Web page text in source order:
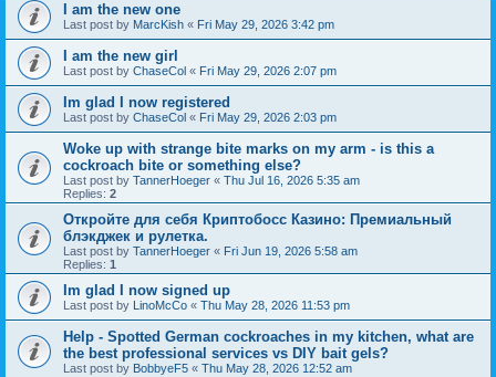
I am the new one
Last post by MarcKish « Fri May 29, 2026 3:42 pm
I am the new girl
Last post by ChaseCol « Fri May 29, 2026 2:07 pm
Im glad I now registered
Last post by ChaseCol « Fri May 29, 2026 2:03 pm
Woke up with strange bite marks on my arm - is this a
cockroach bite or something else?
Last post by TannerHoeger « Thu Jul 16, 2026 5:35 am
Replies: 2
Откройте для себя Криптобосс Казино: Премиальный
блэкджек и рулетка.
Last post by TannerHoeger « Fri Jun 19, 2026 5:58 am
Replies: 1
Im glad I now signed up
Last post by LinoMcCo « Thu May 28, 2026 11:53 pm
Help - Spotted German cockroaches in my kitchen, what are
the best professional services vs DIY bait gels?
Last post by BobbyeF5 « Thu May 28, 2026 12:52 am